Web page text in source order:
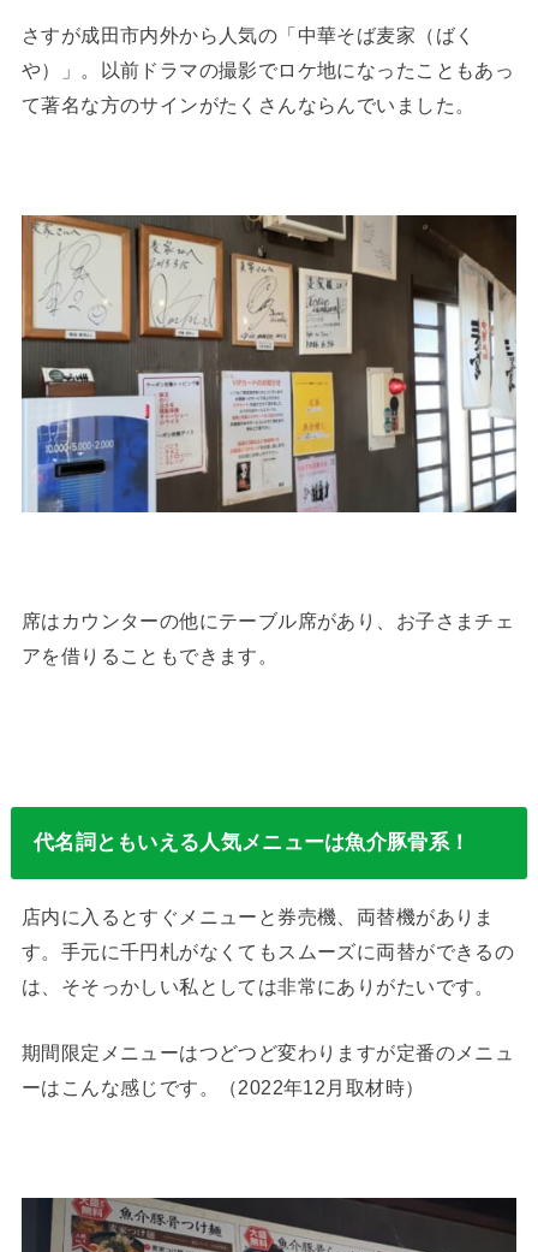
さすが成田市内外から人気の「中華そば麦家（ばく
や）」。以前ドラマの撮影でロケ地になったこともあっ
て著名な方のサインがたくさんならんでいました。
席はカウンターの他にテーブル席があり、お子さまチェ
アを借りることもできます。
代名詞ともいえる人気メニューは魚介豚骨系！
店内に入るとすぐメニューと券売機、両替機がありま
す。手元に千円札がなくてもスムーズに両替ができるの
は、そそっかしい私としては非常にありがたいです。
期間限定メニューはつどつど変わりますが定番のメニュ
ーはこんな感じです。（2022年12月取材時）